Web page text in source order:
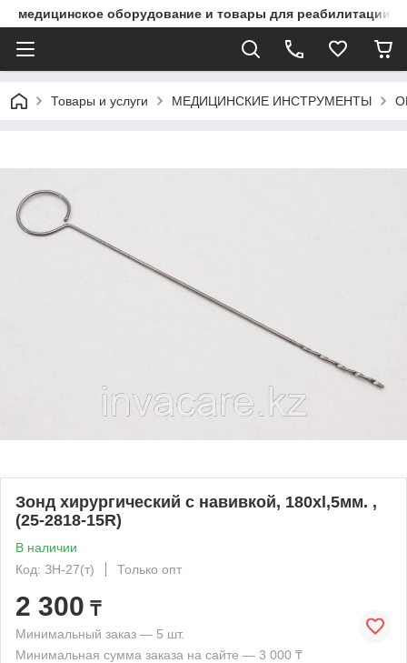
медицинское оборудование и товары для реабилитации
Товары и услуги МЕДИЦИНСКИЕ ИНСТРУМЕНТЫ
Зонд хирургический с навивкой, 180хl,5мм. ,
(25-2818-15R)
В наличии
Код: ЗН-27(т)
Только опт
2 300 ₸
Минимальный заказ — 5 шт.
Минимальная сумма заказа на сайте — 3 000 ₸